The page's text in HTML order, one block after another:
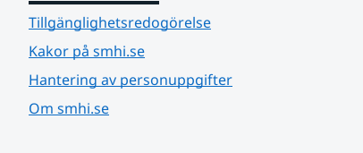
Tillgänglighetsredogörelse
Kakor på smhi.se
Hantering av personuppgifter
Om smhi.se